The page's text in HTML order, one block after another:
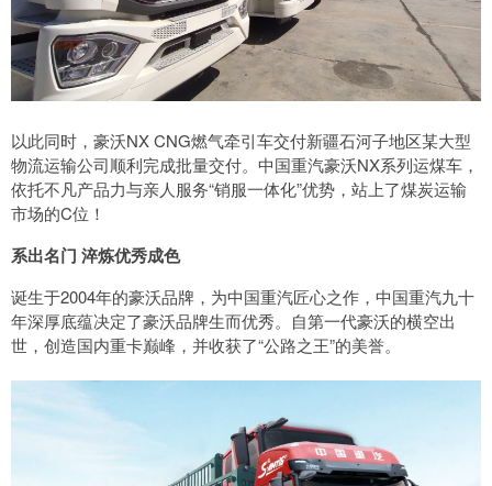
以此同时，豪沃NX CNG燃气牵引车交付新疆石河子地区某大型
物流运输公司顺利完成批量交付。中国重汽豪沃NX系列运煤车，
依托不凡产品力与亲人服务“销服一体化”优势，站上了煤炭运输
市场的C位！
系出名门 淬炼优秀成色
诞生于2004年的豪沃品牌，为中国重汽匠心之作，中国重汽九十
年深厚底蕴决定了豪沃品牌生而优秀。自第一代豪沃的横空出
世，创造国内重卡巅峰，并收获了“公路之王”的美誉。